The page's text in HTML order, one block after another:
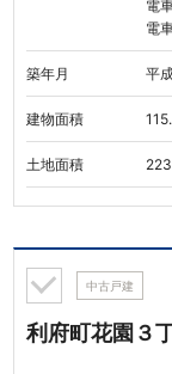
電
電
築年月 平
建物面積
土地面積
中古戸建
利府町花園３